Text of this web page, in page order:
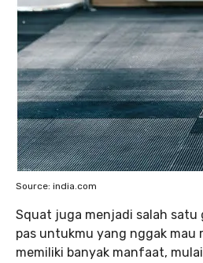
Source: india.com
Squat juga menjadi salah satu
pas untukmu yang nggak mau
memiliki banyak manfaat,